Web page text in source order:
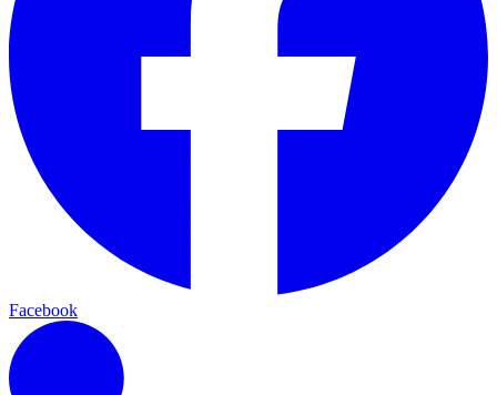
Facebook